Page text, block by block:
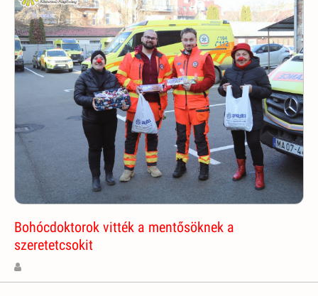
Bohócdoktorok vitték a mentősöknek a
szeretetcsokit